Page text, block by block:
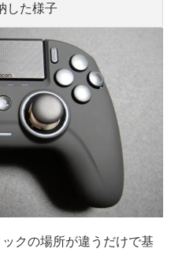
した様子
クの場所が違うだけで基